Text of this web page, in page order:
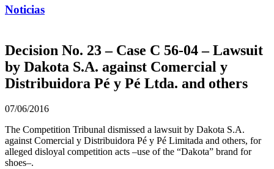
Noticias
Decision No. 23 – Case C 56-04 – Lawsuit
by Dakota S.A. against Comercial y
Distribuidora Pé y Pé Ltda. and others
07/06/2016
The Competition Tribunal dismissed a lawsuit by Dakota S.A.
against Comercial y Distribuidora Pé y Pé Limitada and others, for
alleged disloyal competition acts –use of the “Dakota” brand for
shoes–.